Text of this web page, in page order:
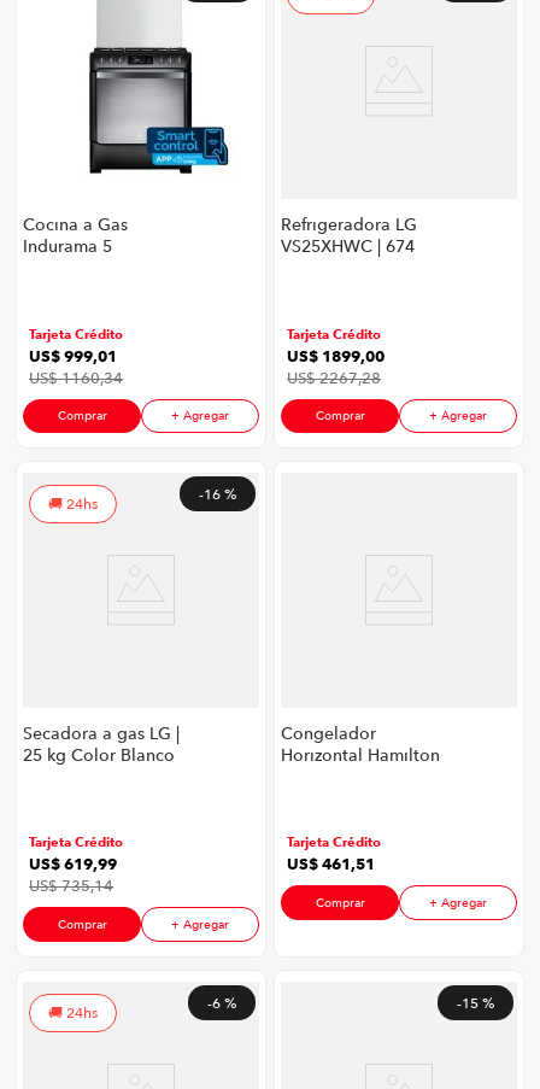
Cocina a Gas
Indurama 5
Tarjeta Crédito
US$999,01
US$1160,34
Comprar + Agregar
Refrigeradora LG
VS25XHWC | 674
ThinQ™ Color
Plateado
Tarjeta Crédito
US$ 1899,00
US$2267,28
Comprar + Agregar
-16 %
24hs
Secadora a gas LG |
25 kg Color Blanco
Tarjeta Crédito
US$619,99
US$735,14
Comprar + Agregar
Congelador
Horizontal Hamilton
Tarjeta Crédito
US$461,51
Comprar + Agregar
-6 %
24hs
-15 %